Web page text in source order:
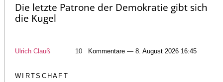
Die letzte Patrone der Demokratie gibt sich
die Kugel
Ulrich Clauß 10 Kommentare — 8. August 2026 16:45
WIRTSCHAFT